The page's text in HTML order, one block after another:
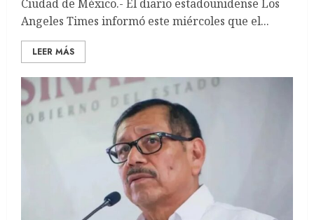
Ciudad de México.- El diario estadounidense Los
Angeles Times informó este miércoles que el...
LEER MÁS